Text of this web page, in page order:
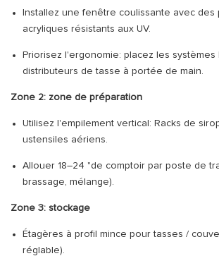
Installez une fenêtre coulissante avec des
acryliques résistants aux UV.
Priorisez l'ergonomie: placez les systèmes
distributeurs de tasse à portée de main.
Zone 2: zone de préparation
Utilisez l'empilement vertical: Racks de
ustensiles aériens.
Allouer 18–24 "de comptoir par poste de
brassage, mélange).
Zone 3: stockage
Étagères à profil mince pour tasses /
réglable).